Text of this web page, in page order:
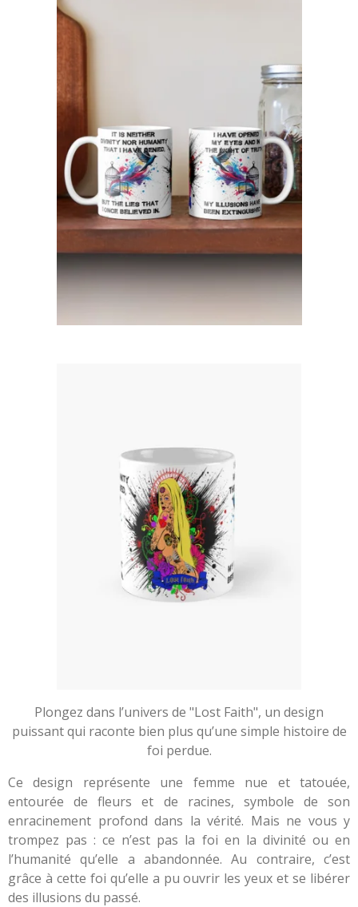
Plongez dans l’univers de "Lost Faith", un design
puissant qui raconte bien plus qu’une simple histoire de
foi perdue.
Ce design représente une femme nue et tatouée,
entourée de fleurs et de racines, symbole de son
enracinement profond dans la vérité. Mais ne vous y
trompez pas : ce n’est pas la foi en la divinité ou en
l’humanité qu’elle a abandonnée. Au contraire, c’est
grâce à cette foi qu’elle a pu ouvrir les yeux et se libérer
des illusions du passé.